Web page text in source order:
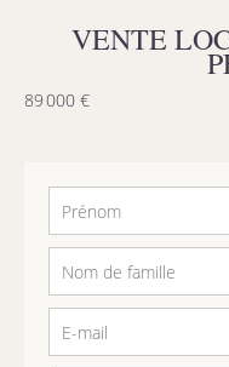
VENTE
89 000 €